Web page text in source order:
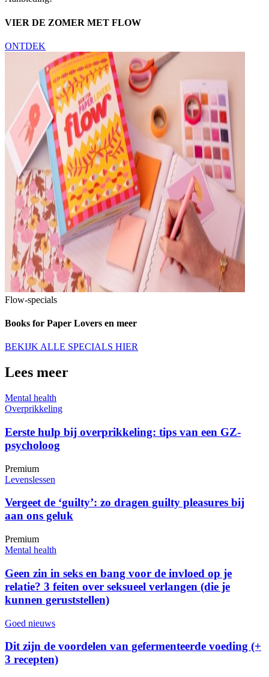
VIER DE ZOMER MET FLOW
ONTDEK
Flow-specials
Books for Paper Lovers en meer
BEKIJK ALLE SPECIALS HIER
Lees meer
Mental health
Overprikkeling
Eerste hulp bij overprikkeling: tips van een GZ-
psycholoog
Premium
Levenslessen
Vergeet de ‘guilty’: zo dragen guilty pleasures bij
aan ons geluk
Premium
Mental health
Geen zin in seks en bang voor de invloed op je
relatie? 3 feiten over seksueel verlangen (die je
kunnen geruststellen)
Goed nieuws
Dit zijn de voordelen van gefermenteerde voeding (+
3 recepten)